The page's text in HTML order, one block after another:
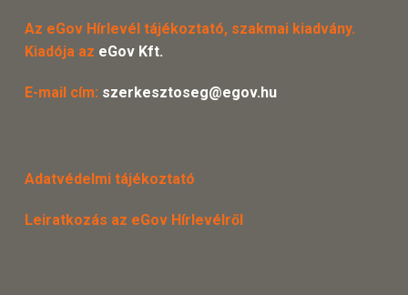
Az eGov Hírlevél tájékoztató, szakmai kiadvány.
Kiadója az eGov Kft.
E-mail cím: szerkesztoseg@egov.hu
Adatvédelmi tájékoztató
Leiratkozás az eGov Hírlevélről